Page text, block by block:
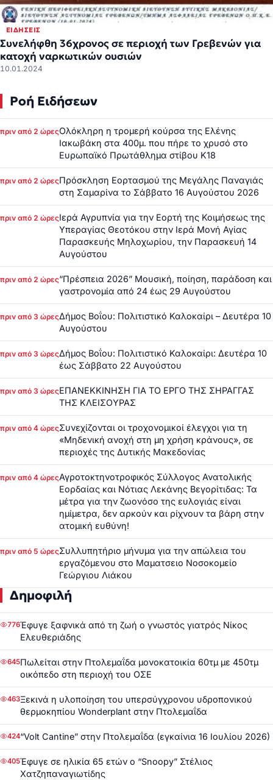
ΕΙΔΉΣΕΙΣ
Συνελήφθη 36χρονος σε περιοχή των Γρεβενών για
κατοχή ναρκωτικών ουσιών
10.01.2024
Ροή Ειδήσεων
πριν από 2 ώρεςΟλόκληρη η τρομερή κούρσα της Ελένης
Ιακωβάκη στα 400μ. που πήρε το χρυσό στο
Ευρωπαϊκό Πρωτάθλημα στίβου Κ18
πριν από 2 ώρεςΠρόσκληση Εορτασμού της Μεγάλης Παναγιάς
στη Σαμαρίνα το Σάββατο 16 Αυγούστου 2026
πριν από 2 ώρεςΙερά Αγρυπνία για την Εορτή της Κοιμήσεως της
Υπεραγίας Θεοτόκου στην Ιερά Μονή Αγίας
Παρασκευής Μηλοχωρίου, την Παρασκευή 14
Αυγούστου
πριν από 2 ώρες“Πρέσπεια 2026” Μουσική, ποίηση, παράδοση και
γαστρονομία από 24 έως 29 Αυγούστου
πριν από 3 ώρεςΔήμος Βοΐου: Πολιτιστικό Καλοκαίρι – Δευτέρα 10
Αυγούστου
πριν από 3 ώρεςΔήμος Βοΐου: Πολιτιστικό Καλοκαίρι: Δευτέρα 10
έως Σάββατο 22 Αυγούστου
πριν από 3 ώρεςΕΠΑΝΕΚΚΙΝΗΣΗ ΓΙΑ ΤΟ ΕΡΓΟ ΤΗΣ ΣΗΡΑΓΓΑΣ
ΤΗΣ ΚΛΕΙΣΟΥΡΑΣ
πριν από 4 ώρεςΣυνεχίζονται οι τροχονομικοί έλεγχοι για τη
«Μηδενική ανοχή στη μη χρήση κράνους», σε
περιοχές της Δυτικής Μακεδονίας
πριν από 4 ώρεςΑγροτοκτηνοτροφικός Σύλλογος Ανατολικής
Εορδαίας και Νότιας Λεκάνης Βεγορίτιδας: Τα
μέτρα για την ζωονόσο της ευλογιάς είναι
ημίμετρα, δεν αρκούν και ρίχνουν τα βάρη στην
ατομική ευθύνη!
πριν από 5 ώρεςΣυλλυπητήριο μήνυμα για την απώλεια του
εργαζόμενου στο Μαματσειο Νοσοκομείο
Γεώργιου Λιάκου
Δημοφιλή
776Έφυγε ξαφνικά από τη ζωή ο γνωστός γιατρός Νίκος
Ελευθεριάδης
645Πωλείται στην Πτολεμαΐδα μονοκατοικία 60τμ με 450τμ
οικόπεδο στη περιοχή του ΟΣΕ
463Ξεκινά η υλοποίηση του υπερσύγχρονου υδροπονικού
θερμοκηπίου Wonderplant στην Πτολεμαΐδα
424“Volt Cantine” στην Πτολεμαΐδα (εγκαίνια 16 Ιουλίου 2026)
405Έφυγε σε ηλικία 65 ετών ο “Snoopy” Στέλιος
Χατζηπαναγιωτίδης